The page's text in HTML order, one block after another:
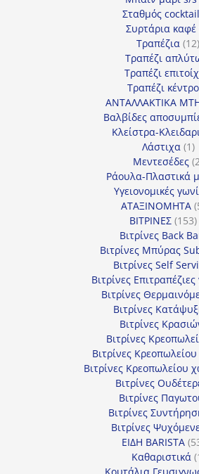
Σταθμός cocktail
Συρτάρια καφέ
Τραπέζια 12
Τραπέζι
Τραπέζι
Τραπέζι
ΑΝΤΑΛΛΑΚΤΙΚΑ
Βαλβίδες
Κλείστρα-
Λάστιχα 11
Μεντεσέδες
Ράουλα-Πλαστικά
Υγειονομικές
ΑΤΑΞΙΝΟΜΗΤΑ
ΒΙΤΡΙΝΕΣ 153
Βιτρίνες Back
Βιτρίνες Mπύρας
Βιτρίνες Self
Βιτρίνες Επιτραπέζιες
Βιτρίνες
Βιτρίνες
Βιτρίνες
Βιτρίνες
Βιτρίνες
Βιτρίνες Κρεοπωλείου
Βιτρίνες
Βιτρίνες
Βιτρίνες
Βιτρίνες
ΕΙΔΗ BARISTA
Καθαριστικά